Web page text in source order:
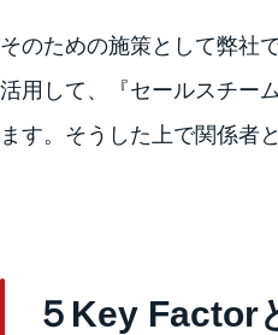
そのための施策として弊社
活用して、『セールスチー
ます。そうした上で関係者
５Key Factor